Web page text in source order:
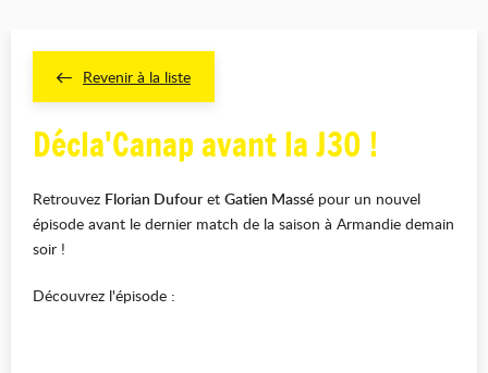
Revenir à la liste
Décla'Canap avant la J30 !
Retrouvez Florian Dufour et Gatien Massé pour un nouvel
épisode avant le dernier match de la saison à Armandie demain
soir !
Découvrez l'épisode :